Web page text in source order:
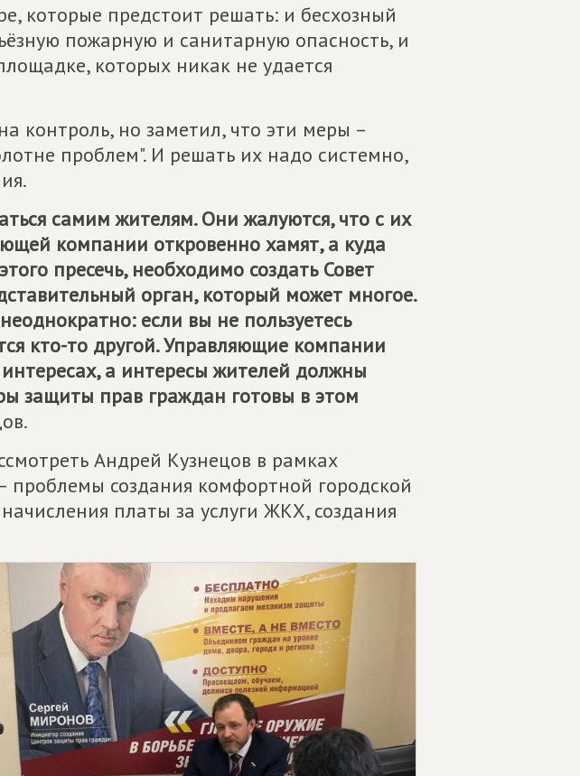
которые предстоит решать: и бесхозный
пожарную и санитарную опасность, и
которых никак не удается
контроль, но заметил, что эти меры –
проблем". И решать их надо системно,
самим жителям. Они жалуются, что с их
компании откровенно хамят, а куда
пресечь, необходимо создать Совет
орган, который может многое.
если вы не пользуетесь
кто-то другой. Управляющие компании
а интересы жителей должны
защиты прав граждан готовы в этом
Андрей Кузнецов в рамках
проблемы создания комфортной городской
платы за услуги ЖКХ, создания